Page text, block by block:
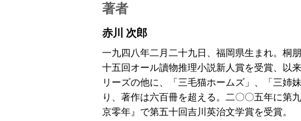
著者
赤川 次郎
一九四八年二月二十九日、福岡県生まれ。桐
十五回オール讀物推理小説新人賞を受賞、以
リーズの他に、「三毛猫ホームズ」、「三姉
り、著作は六百冊を超える。二〇〇五年に第
京零年』で第五十回吉川英治文学賞を受賞。